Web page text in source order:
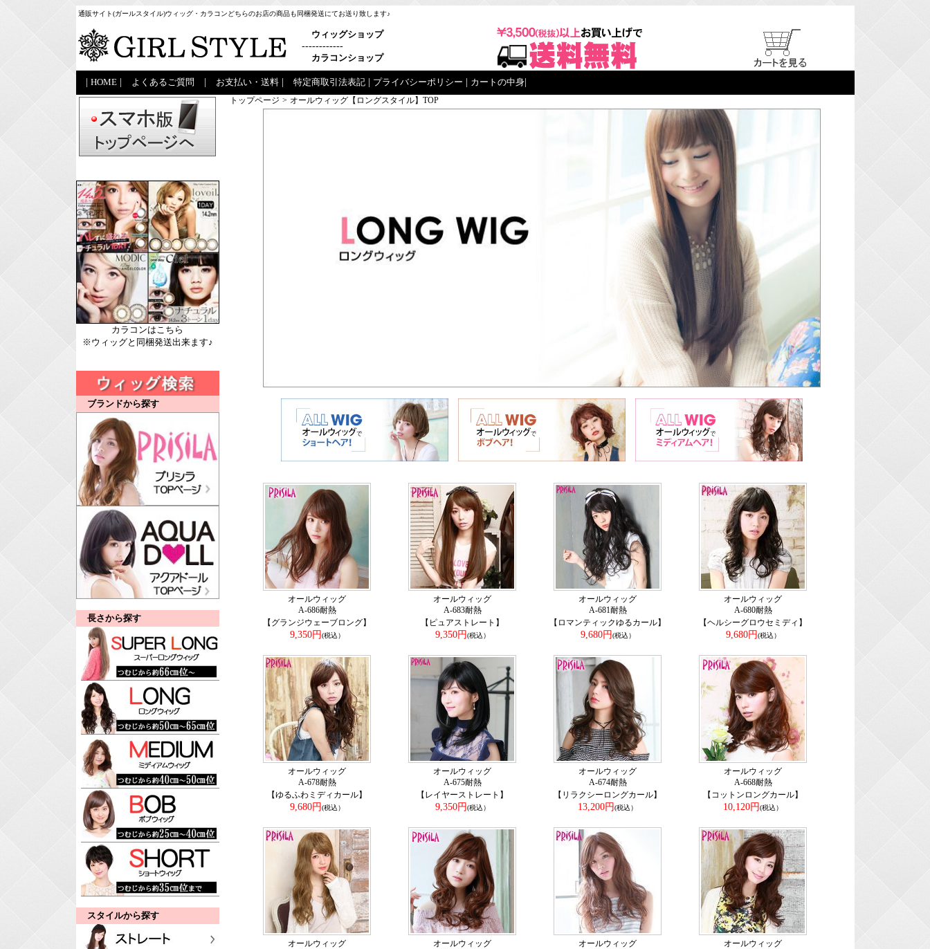
通販サイト(ガールスタイル)ウィッグ・カラコンどちらのお店の商品も同梱発送にてお送り致します♪
ウィッグショップ
------------
カラコンショップ
HOME よくあるご質問 お支払い・送料 特定商取引法表記 プライバシーポリシー カートの中身|
カラコンはこちら
※ウィッグと同梱発送出来ます♪
ブランドから探す
長さから探す
スタイルから探す
トップページ > オールウィッグ【ロングスタイル】TOP
オールウィッグ
A-686耐熱
【グランジウェーブロング】
9,350円(税込）
オールウィッグ
A-683耐熱
【ピュアストレート】
9,350円(税込）
オールウィッグ
A-681耐熱
【ロマンティックゆるカール】
9,680円(税込）
オールウィッグ
A-680耐熱
【ヘルシーグロウセミディ】
9,680円(税込）
オールウィッグ
A-678耐熱
【ゆるふわミディカール】
9,680円(税込）
オールウィッグ
A-675耐熱
【レイヤーストレート】
9,350円(税込）
オールウィッグ
A-674耐熱
【リラクシーロングカール】
13,200円(税込）
オールウィッグ
A-668耐熱
【コットンロングカール】
10,120円(税込）
オールウィッグ オールウィッグ オールウィッグ オールウィッグ